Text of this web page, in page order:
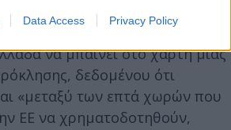
Data Access Privacy Policy
σε καθημερινά
παράλληλα τη
να μπαίνει στο χάρτη μιας
δεδομένου ότι
«μεταξύ των επτά χωρών που
ΕΕ να χρηματοδοτηθούν,